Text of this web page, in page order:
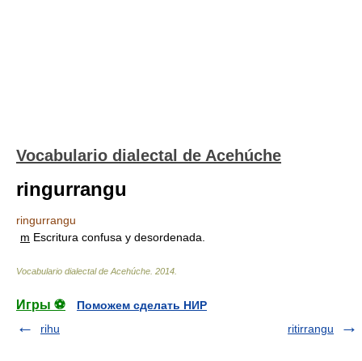
Vocabulario dialectal de Acehúche
ringurrangu
ringurrangu
m Escritura confusa y desordenada.
Vocabulario dialectal de Acehúche 2014
Игры ⚽
Поможем сделать НИР
rihu
ritirrangu